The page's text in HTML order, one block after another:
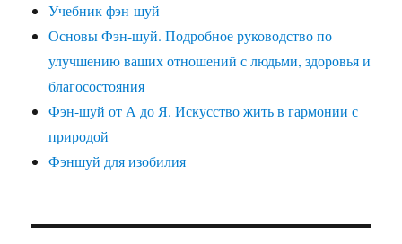
Учебник фэн-шуй
Основы Фэн-шуй. Подробное руководство по
улучшению ваших отношений с людьми, здоровья и
благосостояния
Фэн-шуй от А до Я. Искусство жить в гармонии с
природой
Фэншуй для изобилия